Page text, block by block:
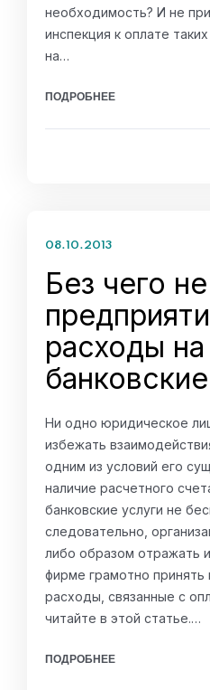
необходимость? И не
инспекция к оплате
на…
ПОДРОБНЕЕ
08.10.2013
Без чего
расходы на
Ни одно юридическое
избежать
одним из условий его
наличие расчетного
банковские услуги не
следовательно,
либо образом отражать
фирме грамотно принять
расходы, связанные с
читайте в этой статье.…
ПОДРОБНЕЕ